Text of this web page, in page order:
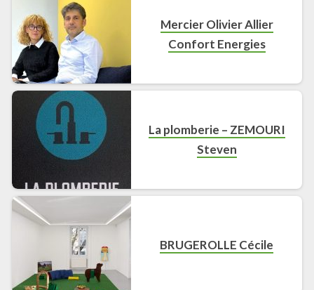
Mercier Olivier Allier
Confort Energies
La plomberie – ZEMOURI
Steven
BRUGEROLLE Cécile